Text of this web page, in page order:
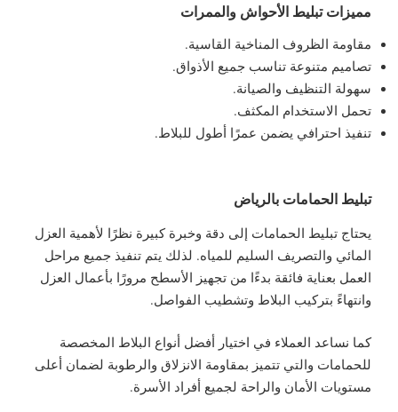
مميزات تبليط الأحواش والممرات
مقاومة الظروف المناخية القاسية.
تصاميم متنوعة تناسب جميع الأذواق.
سهولة التنظيف والصيانة.
تحمل الاستخدام المكثف.
تنفيذ احترافي يضمن عمرًا أطول للبلاط.
تبليط الحمامات بالرياض
يحتاج تبليط الحمامات إلى دقة وخبرة كبيرة نظرًا لأهمية العزل
المائي والتصريف السليم للمياه. لذلك يتم تنفيذ جميع مراحل
العمل بعناية فائقة بدءًا من تجهيز الأسطح مرورًا بأعمال العزل
وانتهاءً بتركيب البلاط وتشطيب الفواصل.
كما نساعد العملاء في اختيار أفضل أنواع البلاط المخصصة
للحمامات والتي تتميز بمقاومة الانزلاق والرطوبة لضمان أعلى
مستويات الأمان والراحة لجميع أفراد الأسرة.